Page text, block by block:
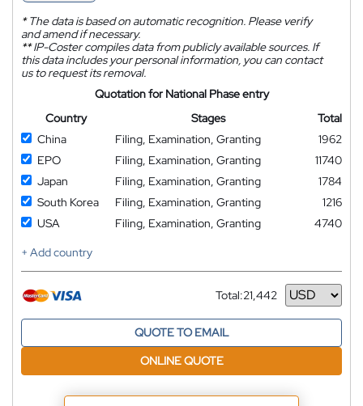
*The data is based on automatic recognition. Please verify
and amend if necessary.
**IP-Coster compiles data from publicly available sources. If
this data includes your personal information, you can contact
us to request its removal.
Quotation for National Phase entry
Country
Stages
Total
China
Filing, Examination, Granting
1962
EPO
Filing, Examination, Granting
11740
Japan
Filing, Examination, Granting
1784
South Korea
Filing, Examination, Granting
1216
USA
Filing, Examination, Granting
4740
+ Add country
Total:21,442
Currency
QUOTE TO EMAIL
ONLINE QUOTE